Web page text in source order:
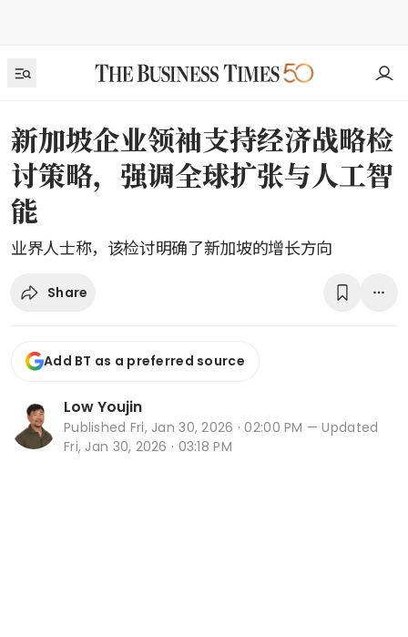
新加坡企业领袖支持经济战略检
讨策略，强调全球扩张与人工智
能
业界人士称，该检讨明确了新加坡的增长方向
Share
Add BT as a preferred source
Low Youjin
Published Fri, Jan 30, 2026 · 02:00 PM — Updated
Fri, Jan 30, 2026 · 03:18 PM